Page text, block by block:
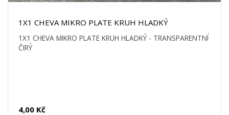
1X1 CHEVA MIKRO PLATE KRUH HLADKÝ
1X1 CHEVA MIKRO PLATE KRUH HLADKÝ - TRANSPARENTNÍ
ČIRÝ
4,00 Kč